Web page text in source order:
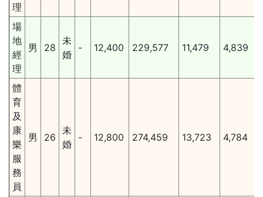
理
場
地
經
理
男 28
未
婚
- 12,400 229,577 11,479 4,839
體
育
及
康
樂
服
務
員
男 26
未
婚
- 12,800 274,459 13,723 4,784